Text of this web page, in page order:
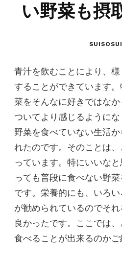
い野菜も摂
青汁を飲むことにより、
することができています
菜をそんなに好きではな
ついてより感じるように
野菜を食べていない生活
れたのです。そのことは
っています。特にいいな
っても普段に食べない野
です。栄養的にも、いろ
が勧められているのでそ
良かったです。ここでは
食べることが出来るのかご